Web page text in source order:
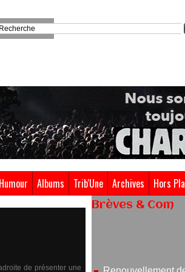
Humour Albums Trib'Une Archives Hors
de présenter une
Brèves & Com